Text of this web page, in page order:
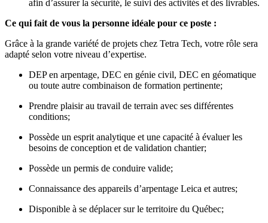
afin d’assurer la sécurité, le suivi des activités et des livrables.
Ce qui fait de vous la personne idéale pour ce poste :
Grâce à la grande variété de projets chez Tetra Tech, votre rôle sera
adapté selon votre niveau d’expertise.
DEP en arpentage, DEC en génie civil, DEC en géomatique
ou toute autre combinaison de formation pertinente;
Prendre plaisir au travail de terrain avec ses différentes
conditions;
Possède un esprit analytique et une capacité à évaluer les
besoins de conception et de validation chantier;
Possède un permis de conduire valide;
Connaissance des appareils d’arpentage Leica et autres;
Disponible à se déplacer sur le territoire du Québec;